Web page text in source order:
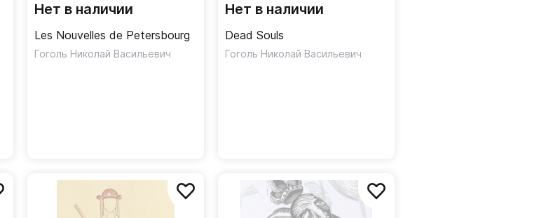
Нет в наличии
Les Nouvelles de Petersbourg
Гоголь Николай Васильевич
Нет в наличии
Dead Souls
Гоголь Николай Васильевич